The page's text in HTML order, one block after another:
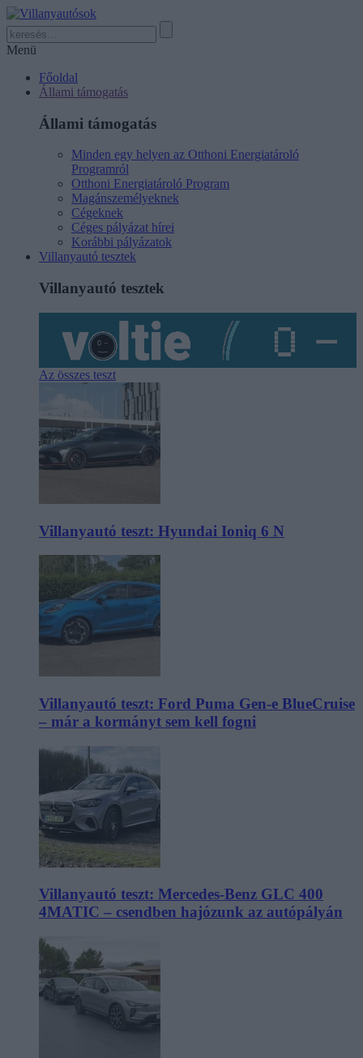
Menü
Főoldal
Állami támogatás
Állami támogatás
Minden egy helyen az Otthoni Energiatároló
Programról
Otthoni Energiatároló Program
Magánszemélyeknek
Cégeknek
Céges pályázat hírei
Korábbi pályázatok
Villanyautó tesztek
Villanyautó tesztek
Az összes teszt
Villanyautó teszt: Hyundai Ioniq 6 N
Villanyautó teszt: Ford Puma Gen-e BlueCruise
– már a kormányt sem kell fogni
Villanyautó teszt: Mercedes-Benz GLC 400
4MATIC – csendben hajózunk az autópályán